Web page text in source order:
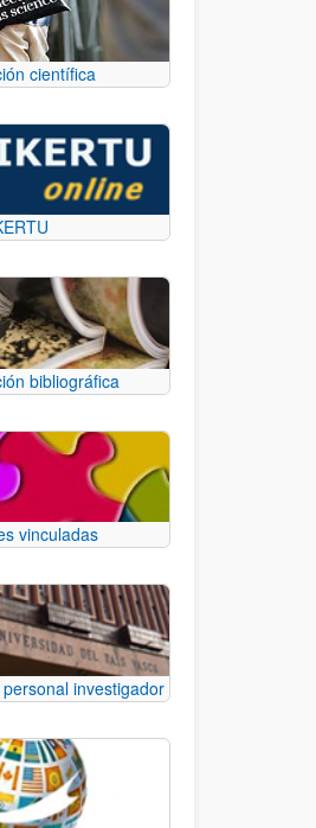
científica
bibliográfica
vinculadas
investigador